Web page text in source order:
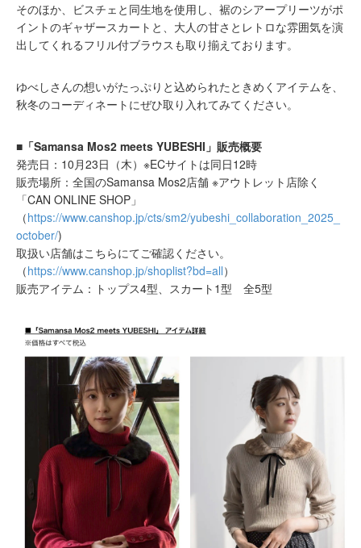
そのほか、ビスチェと同生地を使用し、裾のシアープリーツがポ
イントのギャザースカートと、大人の甘さとレトロな雰囲気を演
出してくれるフリル付ブラウスも取り揃えております。
ゆべしさんの想いがたっぷりと込められたときめくアイテムを、
秋冬のコーディネートにぜひ取り入れてみてください。
■「Samansa Mos2 meets YUBESHI」販売概要
発売日：10月23日（木）※ECサイトは同日12時
販売場所：全国のSamansa Mos2店舗 ※アウトレット店除く
「CAN ONLINE SHOP」
（https://www.canshop.jp/cts/sm2/yubeshi_collaboration_2025_
october/)
取扱い店舗はこちらにてご確認ください。
（https://www.canshop.jp/shoplist?bd=all）
販売アイテム：トップス4型、スカート1型 全5型